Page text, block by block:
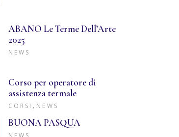
ABANO Le Terme Dell’Arte
2025
NEWS
Corso per operatore di
assistenza termale
CORSI , NEWS
BUONA PASQUA
NEWS